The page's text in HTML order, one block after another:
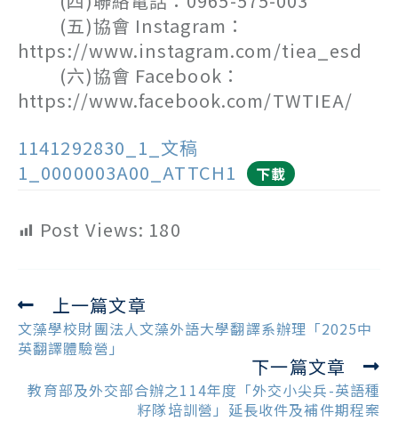
(五)協會 Instagram：
https://www.instagram.com/tiea_esd
(六)協會 Facebook：
https://www.facebook.com/TWTIEA/
1141292830_1_文稿
1_0000003A00_ATTCH1
下載
Post Views: 180
Read
more
articles
上一篇文章
文藻學校財團法人文藻外語大學翻譯系辦理「2025中
英翻譯體驗營」
下一篇文章
教育部及外交部合辦之114年度「外交小尖兵-英語種
籽隊培訓營」延長收件及補件期程案